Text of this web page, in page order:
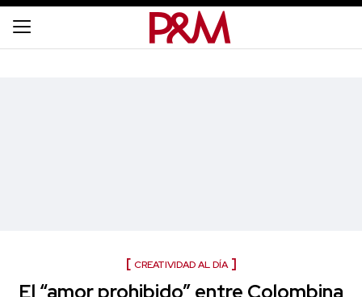
CREATIVIDAD AL DÍA
El “amor prohibido” entre Colombina